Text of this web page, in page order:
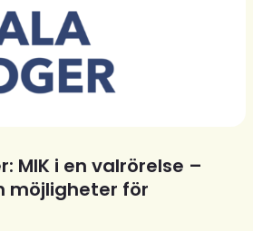
MIK i en valrörelse –
möjligheter för